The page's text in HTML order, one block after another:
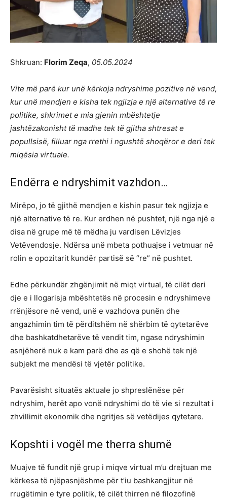
Shkruan: Florim Zeqa, 05.05.2024
Vite më parë kur unë kërkoja ndryshime pozitive në vend,
kur unë mendjen e kisha tek ngjizja e një alternative të re
politike, shkrimet e mia gjenin mbështetje
jashtëzakonisht të madhe tek të gjitha shtresat e
popullsisë, filluar nga rrethi i ngushtë shoqëror e deri tek
miqësia virtuale.
Endërra e ndryshimit vazhdon…
Mirëpo, jo të gjithë mendjen e kishin pasur tek ngjizja e
një alternative të re. Kur erdhen në pushtet, një nga një e
disa në grupe më të mëdha ju vardisen Lëvizjes
Vetëvendosje. Ndërsa unë mbeta pothuajse i vetmuar në
rolin e opozitarit kundër partisë së “re” në pushtet.
Edhe përkundër zhgënjimit në miqt virtual, të cilët deri
dje e i llogarisja mbështetës në procesin e ndryshimeve
rrënjësore në vend, unë e vazhdova punën dhe
angazhimin tim të përditshëm në shërbim të qytetarëve
dhe bashkatdhetarëve të vendit tim, ngase ndryshimin
asnjëherë nuk e kam parë dhe as që e shohë tek një
subjekt me mendësi të vjetër politike.
Pavarësisht situatës aktuale jo shpreslënëse për
ndryshim, herët apo vonë ndryshimi do të vie si rezultat i
zhvillimit ekonomik dhe ngritjes së vetëdijes qytetare.
Kopshti i vogël me therra shumë
Muajve të fundit një grup i miqve virtual m’u drejtuan me
kërkesa të njëpasnjëshme për t’iu bashkangjitur në
rrugëtimin e tyre politik, të cilët thirren në filozofinë